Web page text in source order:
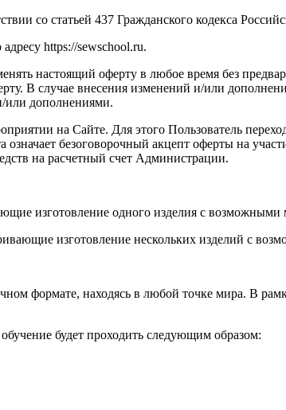
со статьей 437 Гражданского кодекса
https://sewschool.ru.
настоящий оферту в любое время без
В случае внесения изменений и/или
или дополнениями.
на Сайте. Для этого Пользователь
означает безоговорочный акцепт оферты на
на расчетный счет Администрации.
изготовление одного изделия с
изготовление нескольких изделий с
формате, находясь в любой точке мира. В
будет проходить следующим образом: